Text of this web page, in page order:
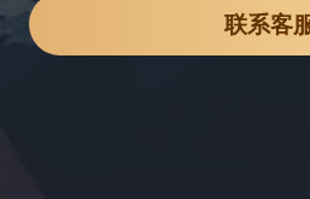
联系客